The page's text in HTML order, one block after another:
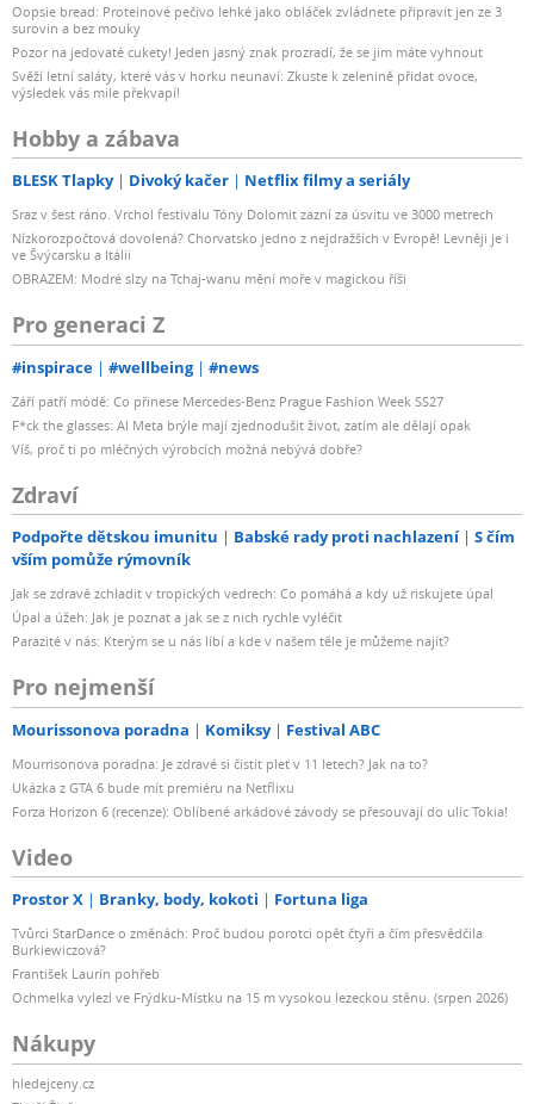
Oopsie bread: Proteinové pečivo lehké jako obláček zvládnete připravit jen ze 3
surovin a bez mouky
Pozor na jedovaté cukety! Jeden jasný znak prozradí, že se jim máte vyhnout
Svěží letní saláty, které vás v horku neunaví: Zkuste k zelenině přidat ovoce,
výsledek vás mile překvapí!
Hobby a zábava
BLESK Tlapky Divoký kačer Netflix filmy a seriály
Sraz v šest ráno. Vrchol festivalu Tóny Dolomit zazní za úsvitu ve 3000 metrech
Nízkorozpočtová dovolená? Chorvatsko jedno z nejdražších v Evropě! Levněji je i
ve Švýcarsku a Itálii
OBRAZEM: Modré slzy na Tchaj-wanu mění moře v magickou říši
Pro generaci Z
#inspirace #wellbeing #news
Září patří módě: Co přinese Mercedes-Benz Prague Fashion Week SS27
F*ck the glasses: AI Meta brýle mají zjednodušit život, zatím ale dělají opak
Víš, proč ti po mléčných výrobcích možná nebývá dobře?
Zdraví
Podpořte dětskou imunitu Babské rady proti nachlazení
S čím
vším pomůže rýmovník
Jak se zdravě zchladit v tropických vedrech: Co pomáhá a kdy už riskujete úpal
Úpal a úžeh: Jak je poznat a jak se z nich rychle vyléčit
Parazité v nás: Kterým se u nás líbí a kde v našem těle je můžeme najít?
Pro nejmenší
Mourissonova poradna Komiksy Festival ABC
Mourrisonova poradna: Je zdravé si čistit pleť v 11 letech? Jak na to?
Ukázka z GTA 6 bude mít premiéru na Netflixu
Forza Horizon 6 (recenze): Oblíbené arkádové závody se přesouvají do ulic Tokia!
Video
Prostor X Branky, body, kokoti Fortuna liga
Tvůrci StarDance o změnách: Proč budou porotci opět čtyři a čím přesvědčila
Burkiewiczová?
František Laurin pohřeb
Ochmelka vylezl ve Frýdku-Místku na 15 m vysokou lezeckou stěnu. (srpen 2026)
Nákupy
hledejceny.cz